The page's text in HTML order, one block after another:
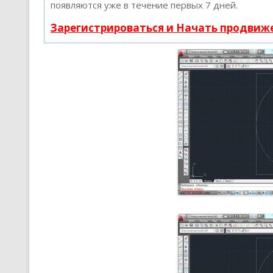
появляются уже в течение первых 7 дней.
Зарегистрироваться и Начать